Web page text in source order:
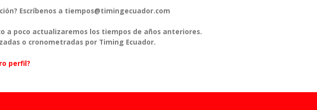
Escríbenos a tiempos@timingecuador.com
a poco actualizaremos los tiempos de años anteriores.
o cronometradas por Timing Ecuador.
perfil?